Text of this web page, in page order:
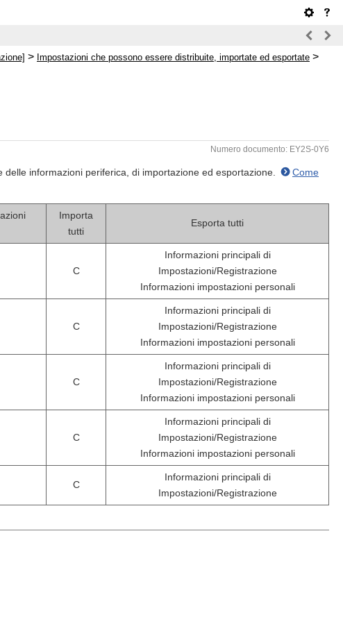
> Impostazioni che possono essere distribuite, importate ed esportate >
Numero documento: EY2S-0Y6
informazioni periferica, di importazione ed esportazione.
Come
Importa
tutti
Esporta tutti
C
Informazioni principali di
Impostazioni/Registrazione
Informazioni impostazioni personali
C
Informazioni principali di
Impostazioni/Registrazione
Informazioni impostazioni personali
C
Informazioni principali di
Impostazioni/Registrazione
Informazioni impostazioni personali
C
Informazioni principali di
Impostazioni/Registrazione
Informazioni impostazioni personali
C
Informazioni principali di
Impostazioni/Registrazione